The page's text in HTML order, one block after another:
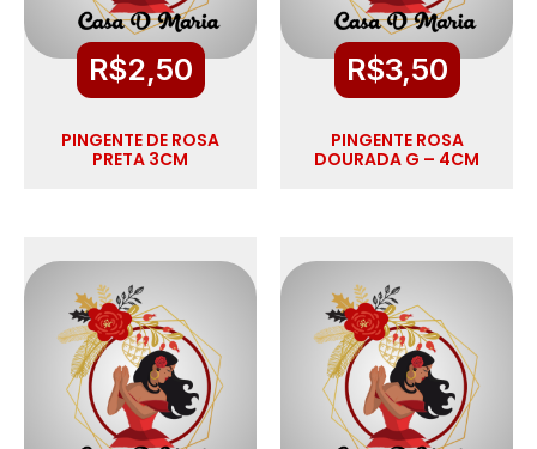
R$2,50
PINGENTE DE ROSA
PRETA 3CM
R$3,50
PINGENTE ROSA
DOURADA G – 4CM